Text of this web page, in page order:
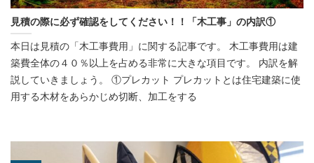
見積の際に必ず確認をしてください！！「木工事」の内訳①
本日は見積の「木工事費用」に関する記事です。 木工事費用は建
築費全体の４０％以上を占める非常に大きな項目です。 内訳を解
説していきましょう。 ①プレカット プレカットとは住宅建築に使
用する木材をあらかじめ切断、加工をする